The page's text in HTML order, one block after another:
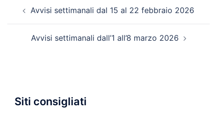
articolo
Avvisi settimanali dal 15 al 22 febbraio 2026
Avvisi settimanali dall’1 all’8 marzo 2026
Siti consigliati